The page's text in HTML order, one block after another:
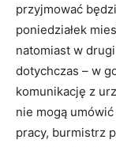
przyjmować
poniedziałek
natomiast w
dotychczas – w
komunikację z
nie mogą
pracy, burmistrz